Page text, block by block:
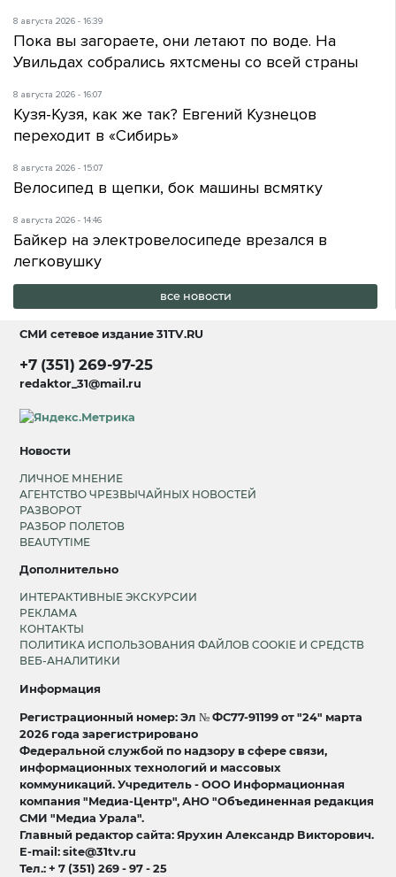
8 августа 2026 - 16:39
Пока вы загораете, они летают по воде. На
Увильдах собрались яхтсмены со всей страны
8 августа 2026 - 16:07
Кузя-Кузя, как же так? Евгений Кузнецов
переходит в «Сибирь»
8 августа 2026 - 15:07
Велосипед в щепки, бок машины всмятку
8 августа 2026 - 14:46
Байкер на электровелосипеде врезался в
легковушку
все новости
СМИ сетевое издание31TV.RU
+7 (351) 269-97-25
redaktor_31@mail.ru
Новости
ЛИЧНОЕ МНЕНИЕ
АГЕНТСТВО ЧРЕЗВЫЧАЙНЫХ НОВОСТЕЙ
РАЗВОРОТ
РАЗБОР ПОЛЕТОВ
BEAUTYTIME
Дополнительно
ИНТЕРАКТИВНЫЕ ЭКСКУРСИИ
РЕКЛАМА
КОНТАКТЫ
ПОЛИТИКА ИСПОЛЬЗОВАНИЯ ФАЙЛОВ COOKIE И СРЕДСТВ
ВЕБ-АНАЛИТИКИ
Информация
Регистрационный номер: Эл № ФС77-91199 от "24" марта
2026 года зарегистрировано
Федеральной службой по надзору в сфере связи,
информационных технологий и массовых
коммуникаций. Учредитель - ООО Информационная
компания "Медиа-Центр", АНО "Объединенная редакция
СМИ "Медиа Урала".
Главный редактор сайта: Ярухин Александр Викторович.
E-mail: site@31tv.ru
Тел.: + 7 (351) 269 - 97 - 25